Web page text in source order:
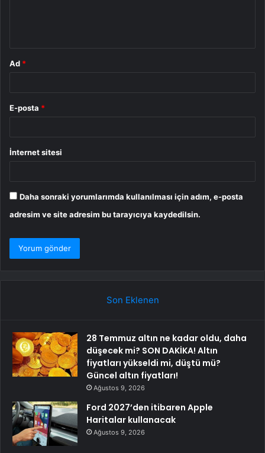
Ad *
E-posta *
İnternet sitesi
Daha sonraki yorumlarımda kullanılması için adım, e-posta
adresim ve site adresim bu tarayıcıya kaydedilsin.
Son Eklenen
28 Temmuz altın ne kadar oldu, daha
düşecek mi? SON DAKİKA! Altın
fiyatları yükseldi mi, düştü mü?
Güncel altın fiyatları!
Ağustos 9, 2026
Ford 2027’den itibaren Apple
Haritalar kullanacak
Ağustos 9, 2026